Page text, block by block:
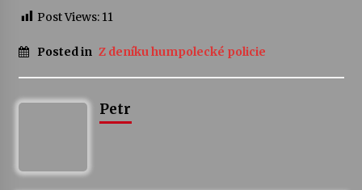
Ozvěny prázdnin
Za kulturou kousek za Humpolec. V Želivě ožije
Post Views: 11
Posted in Z deníku humpolecké policie
Petr